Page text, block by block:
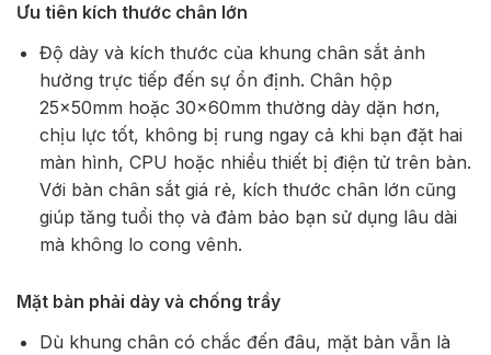
Ưu tiên kích thước chân lớn
Độ dày và kích thước của khung chân sắt ảnh
hưởng trực tiếp đến sự ổn định. Chân hộp
25×50mm hoặc 30×60mm thường dày dặn hơn,
chịu lực tốt, không bị rung ngay cả khi bạn đặt hai
màn hình, CPU hoặc nhiều thiết bị điện tử trên bàn.
Với bàn chân sắt giá rẻ, kích thước chân lớn cũng
giúp tăng tuổi thọ và đảm bảo bạn sử dụng lâu dài
mà không lo cong vênh.
Mặt bàn phải dày và chống trầy
Dù khung chân có chắc đến đâu, mặt bàn vẫn là